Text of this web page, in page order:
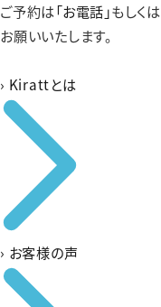
ご予約は「お電話」もしくは
お願いいたします。
› Kirattとは
› お客様の声